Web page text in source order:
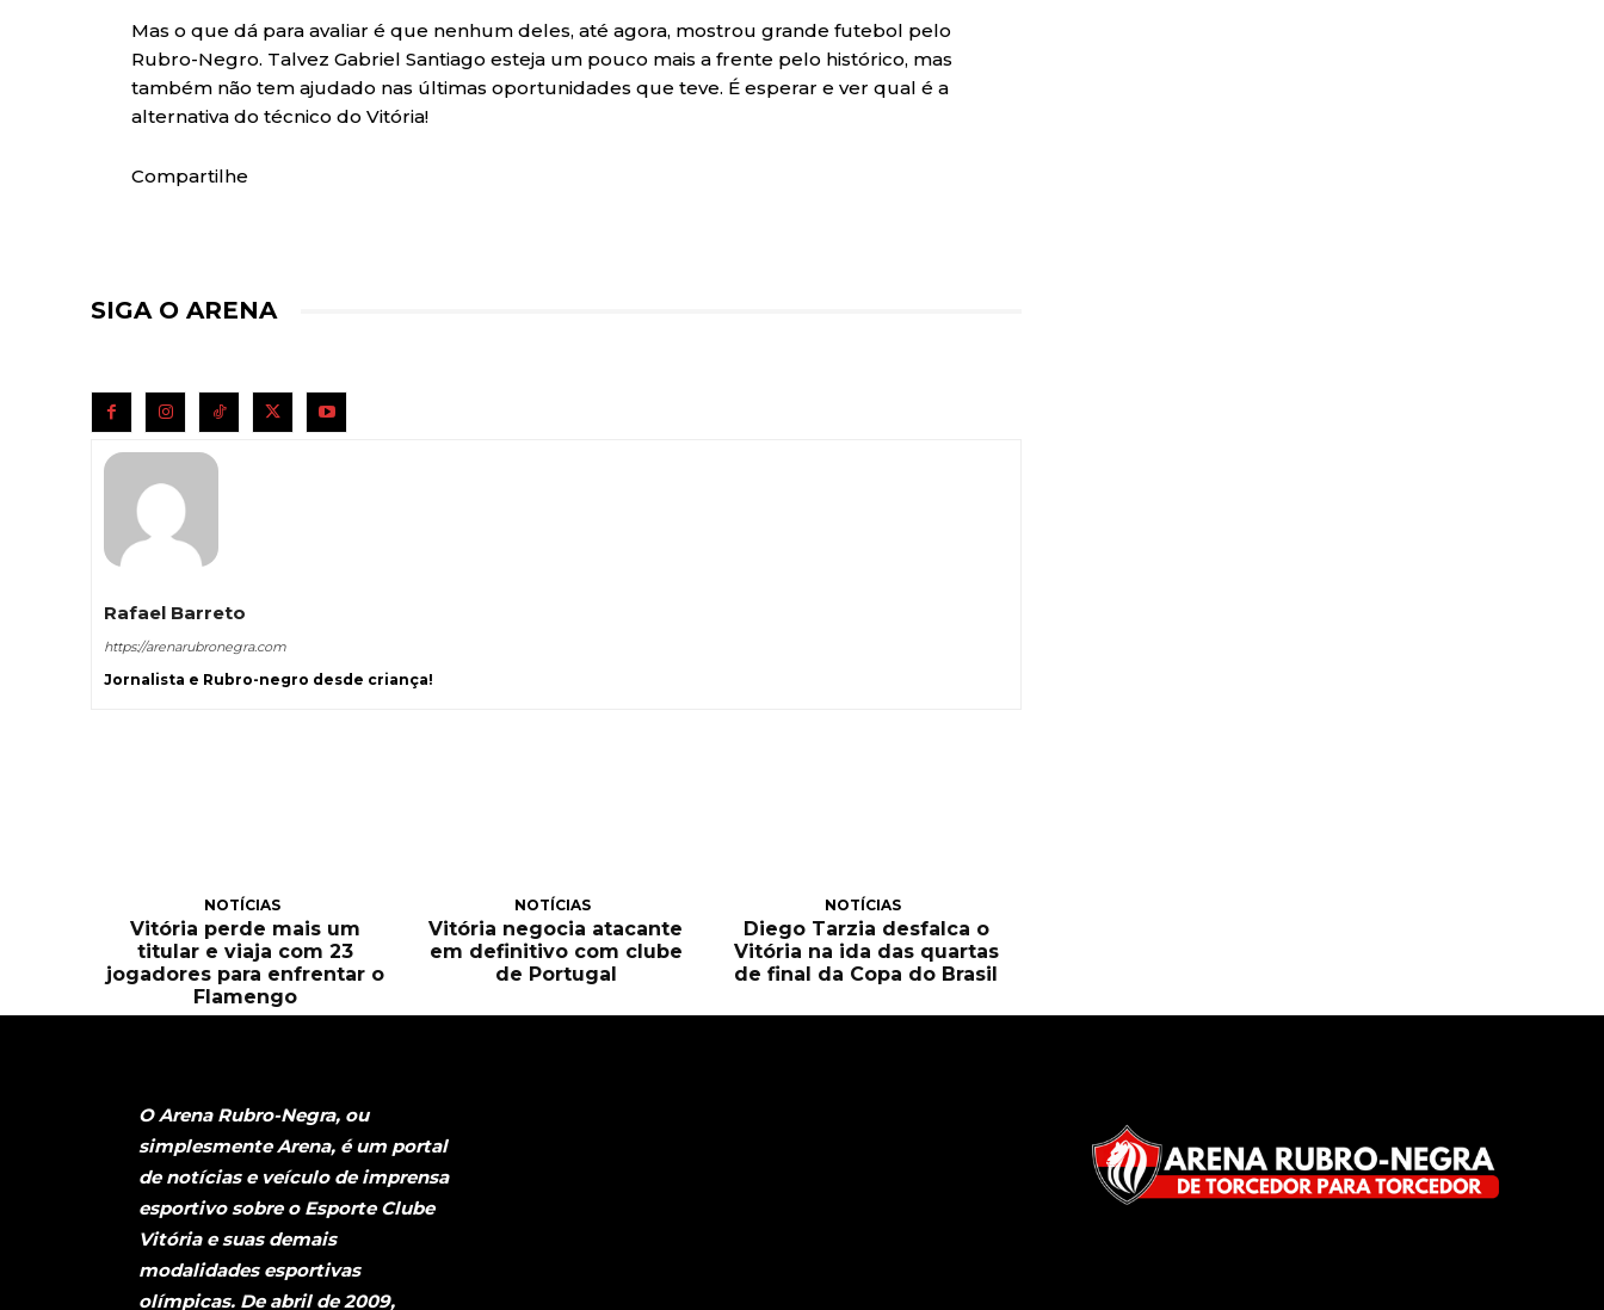
Mas o que dá para avaliar é que nenhum deles, até agora, mostrou grande futebol pelo
Rubro-Negro. Talvez Gabriel Santiago esteja um pouco mais a frente pelo histórico, mas
também não tem ajudado nas últimas oportunidades que teve. É esperar e ver qual é a
alternativa do técnico do Vitória!
Compartilhe
SIGA O ARENA
Rafael Barreto
https://arenarubronegra.com
Jornalista e Rubro-negro desde criança!
NOTÍCIAS
Vitória perde mais um
titular e viaja com 23
jogadores para enfrentar o
Flamengo
NOTÍCIAS
Vitória negocia atacante
em definitivo com clube
de Portugal
NOTÍCIAS
Diego Tarzia desfalca o
Vitória na ida das quartas
de final da Copa do Brasil
O Arena Rubro-Negra, ou
simplesmente Arena, é um portal
de notícias e veículo de imprensa
esportivo sobre o Esporte Clube
Vitória e suas demais
modalidades esportivas
olímpicas. De abril de 2009,